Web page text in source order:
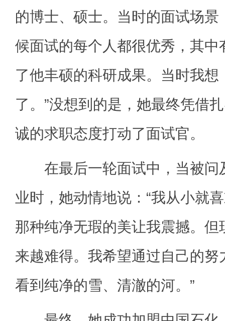
的博士、硕士。当时的面试场景
候面试的每个人都很优秀，其中
了他丰硕的科研成果。当时我想
了。”没想到的是，她最终凭借
诚的求职态度打动了面试官。
在最后一轮面试中，当被问
业时，她动情地说：“我从小就
那种纯净无瑕的美让我震撼。
来越难得。我希望通过自己的
看到纯净的雪、清澈的河。”